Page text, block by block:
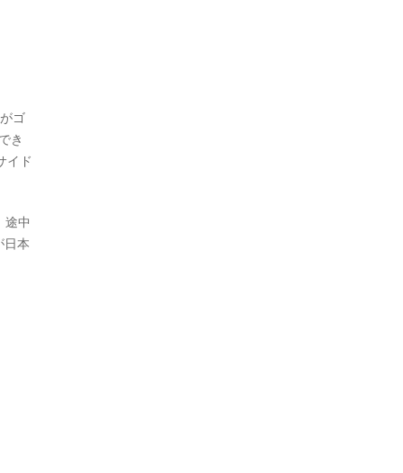
ゴ
き
イド
途中
日本